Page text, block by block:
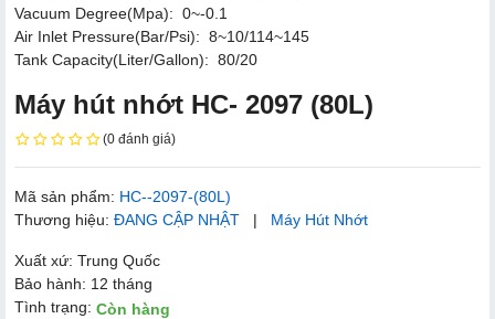
Vacuum Degree(Mpa): 0~-0.1
Air Inlet Pressure(Bar/Psi): 8~10/114~145
Tank Capacity(Liter/Gallon): 80/20
Máy hút nhớt HC- 2097 (80L)
(0 đánh giá)
Mã sản phẩm: HC--2097-(80L)
Thương hiệu: ĐANG CẬP NHẬT | Máy Hút Nhớt
Xuất xứ: Trung Quốc
Bảo hành: 12 tháng
Tình trạng: Còn hàng